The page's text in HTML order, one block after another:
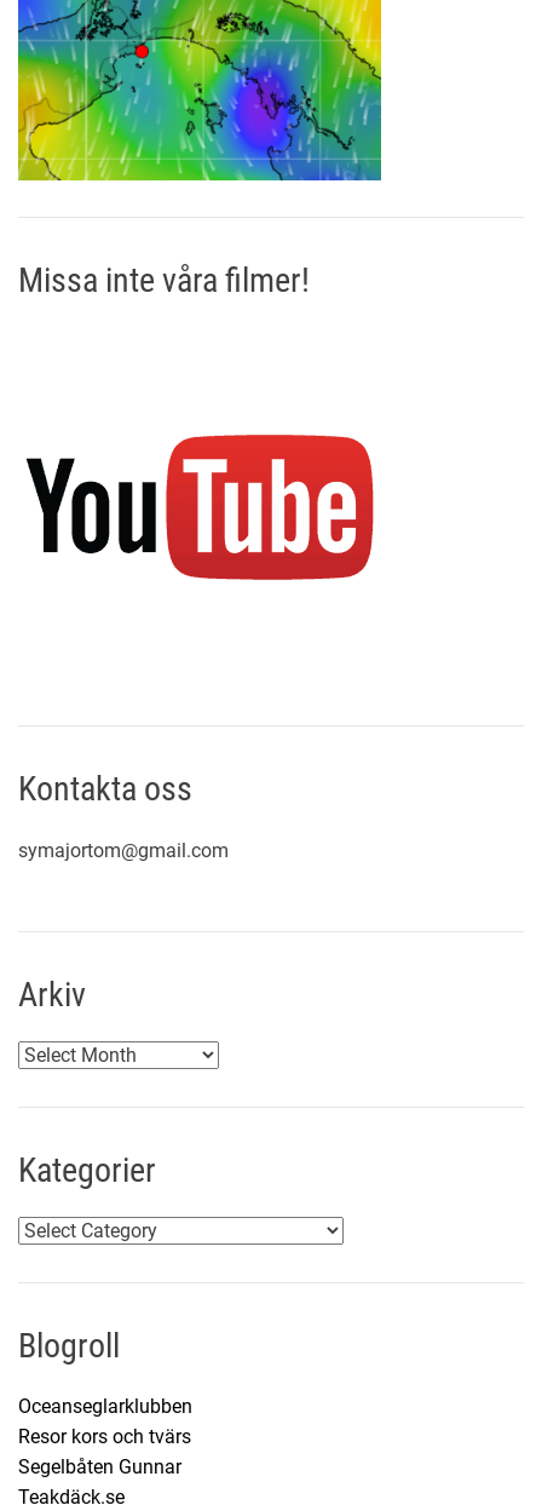
Missa inte våra filmer!
Kontakta oss
symajortom@gmail.com
Arkiv
A
k
v
Kategorier
K
t
g
r
i
e
Blogroll
Oceanseglarklubben
Resor kors och tvärs
Segelbåten Gunnar
Teakdäck.se